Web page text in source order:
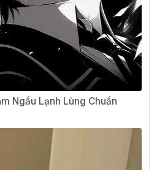
Ngầu Lạnh Lùng Chuẩn